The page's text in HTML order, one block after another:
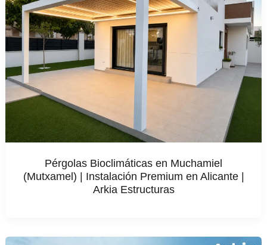
Pérgolas Bioclimáticas en Muchamiel
(Mutxamel) | Instalación Premium en Alicante |
Arkia Estructuras